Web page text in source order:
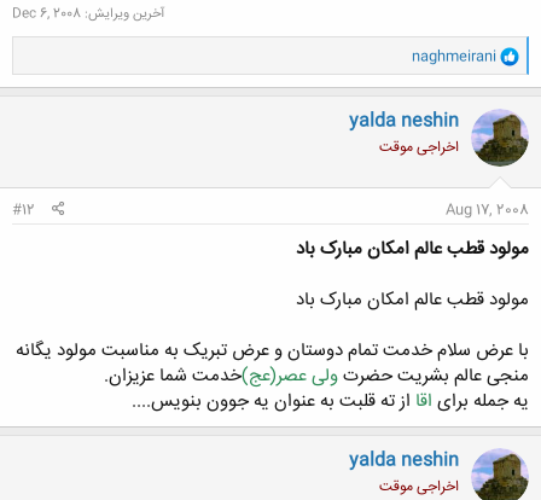
آخرین ویرایش: Dec 6, 2008
و
ا
ک
ن
ش
ه
ا
naghmeirani
yalda neshin
اخراجی موقت
Aug 17, 2008
#12
مولود قطب عالم امکان مبارک باد
مولود قطب عالم امکان مبارک باد
با عرض سلام خدمت تمام دوستان و عرض تبریک به مناسبت مولود یگانه
منجی عالم بشریت حضرتولی عصر(عج)خدمت شما عزیزان.
یه جمله برای اقا از ته قلبت به عنوان یه جوون بنویس....
yalda neshin
اخراجی موقت